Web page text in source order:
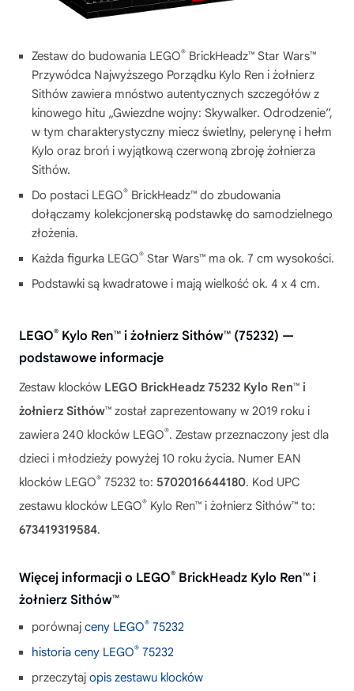
Zestaw do budowania LEGO® BrickHeadz™ Star Wars™
Przywódca Najwyższego Porządku Kylo Ren i żołnierz
Sithów zawiera mnóstwo autentycznych szczegółów z
kinowego hitu „Gwiezdne wojny: Skywalker. Odrodzenie”,
w tym charakterystyczny miecz świetlny, pelerynę i hełm
Kylo oraz broń i wyjątkową czerwoną zbroję żołnierza
Sithów.
Do postaci LEGO® BrickHeadz™ do zbudowania
dołączamy kolekcjonerską podstawkę do samodzielnego
złożenia.
Każda figurka LEGO® Star Wars™ ma ok. 7 cm wysokości.
Podstawki są kwadratowe i mają wielkość ok. 4 x 4 cm.
LEGO® Kylo Ren™ i żołnierz Sithów™ (75232) —
podstawowe informacje
Zestaw klocków LEGO BrickHeadz 75232 Kylo Ren™ i
żołnierz Sithów™ został zaprezentowany w 2019 roku i
zawiera 240 klocków LEGO®. Zestaw przeznaczony jest dla
dzieci i młodzieży powyżej 10 roku życia. Numer EAN
klocków LEGO® 75232 to: 5702016644180. Kod UPC
zestawu klocków LEGO® Kylo Ren™ i żołnierz Sithów™ to:
673419319584.
Więcej informacji o LEGO® BrickHeadz Kylo Ren™ i
żołnierz Sithów™
porównaj ceny LEGO® 75232
historia ceny LEGO® 75232
przeczytaj opis zestawu klocków